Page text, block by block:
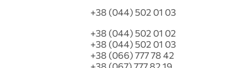
+38 (044) 502 01 03
+38 (044) 502 01 02
+38 (044) 502 01 03
+38 (066) 777 78 42
+38 (067) 777 82 19